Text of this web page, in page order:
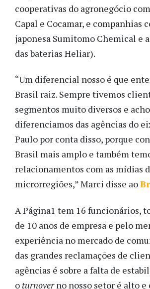
cooperativas do agronegócio
Capal e Cocamar, e companhias
japonesa Sumitomo Chemical e
das baterias Heliar).
“Um diferencial nosso é que
Brasil raiz. Sempre tivemos
segmentos muito diversos e
diferenciamos das agências do
Paulo por conta disso, porque
Brasil mais amplo e também
relacionamentos com as mídias
microrregiões,” Marci disse ao
A Página1 tem 16 funcionários,
de 10 anos de empresa e pelo
experiência no mercado de
das grandes reclamações de
agências é sobre a falta de
o turnoverno nosso setor é alto e